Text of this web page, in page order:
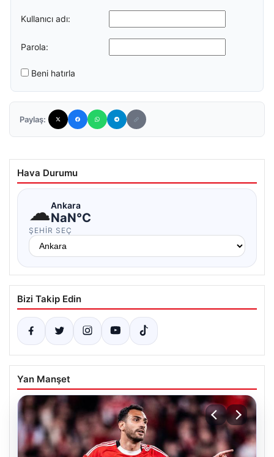
Kullanıcı adı:
Parola:
Beni hatırla
Paylaş:
Hava Durumu
☁Ankara
NaN°C
ŞEHIR SEÇ
Bizi Takip Edin
Yan Manşet